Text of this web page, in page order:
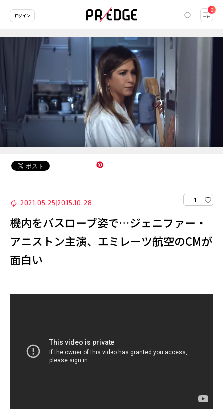
0
ログイン
2021.05.25 2015.10.28 1
機内をバスローブ姿で…ジェニファー・
アニストン主演、エミレーツ航空のCMが
面白い